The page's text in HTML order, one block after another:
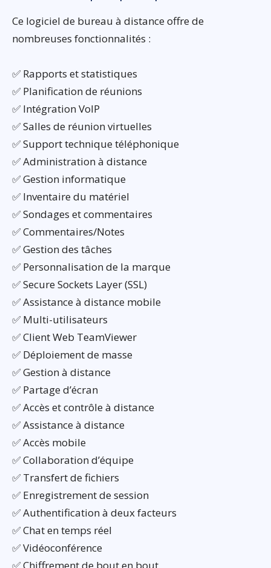
Ce logiciel de bureau à distance offre de
nombreuses fonctionnalités :
✅ Rapports et statistiques
✅ Planification de réunions
✅ Intégration VoIP
✅ Salles de réunion virtuelles
✅ Support technique téléphonique
✅ Administration à distance
✅ Gestion informatique
✅ Inventaire du matériel
✅ Sondages et commentaires
✅ Commentaires/Notes
✅ Gestion des tâches
✅ Personnalisation de la marque
✅ Secure Sockets Layer (SSL)
✅ Assistance à distance mobile
✅ Multi-utilisateurs
✅ Client Web TeamViewer
✅ Déploiement de masse
✅ Gestion à distance
✅ Partage d’écran
✅ Accès et contrôle à distance
✅ Assistance à distance
✅ Accès mobile
✅ Collaboration d’équipe
✅ Transfert de fichiers
✅ Enregistrement de session
✅ Authentification à deux facteurs
✅ Chat en temps réel
✅ Vidéoconférence